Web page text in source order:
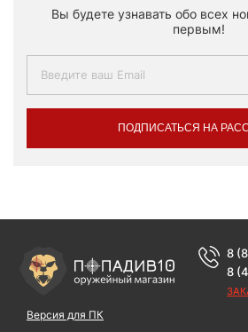
Вы будете узнавать обо всех
первым!
ПОДПИСАТЬСЯ НА
Версия для ПК
8
8